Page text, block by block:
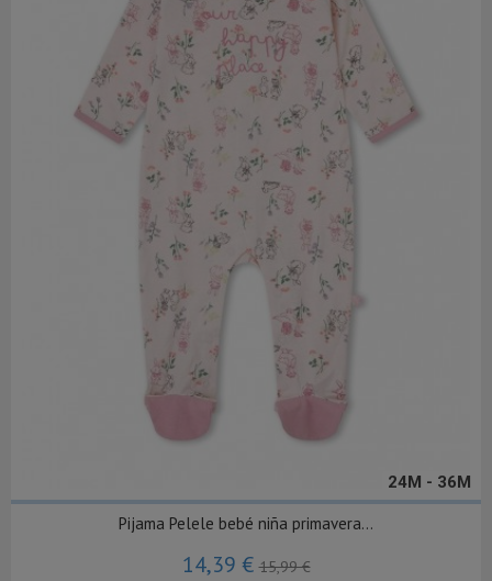
24M - 36M
Pijama Pelele bebé niña primavera...
14,39 €15,99 €